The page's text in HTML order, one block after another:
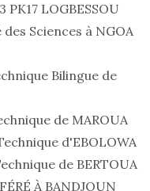
PK17 LOGBESSOU
des Sciences à NGOA
Bilingue de
de MAROUA
d'EBOLOWA
de BERTOUA
À BANDJOUN